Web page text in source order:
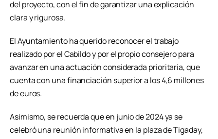
del proyecto, con el fin de garantizar una explicación
clara y rigurosa.
El Ayuntamiento ha querido reconocer el trabajo
realizado por el Cabildo y por el propio consejero para
avanzar en una actuación considerada prioritaria, que
cuenta con una financiación superior a los 4,6 millones
de euros.
Asimismo, se recuerda que en junio de 2024 ya se
celebró una reunión informativa en la plaza de Tigaday,